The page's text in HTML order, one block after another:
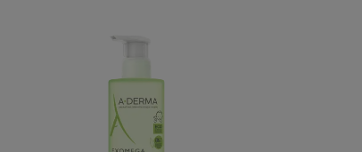
limpiador
2
en
antiirritación